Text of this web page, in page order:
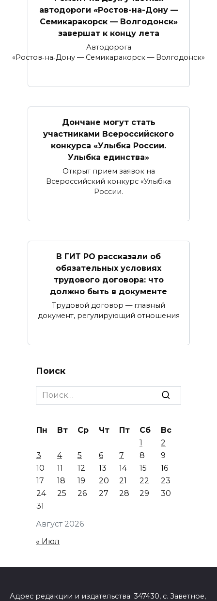
автодороги «Ростов-на-Дону —
Семикаракорск — Волгодонск»
завершат к концу лета
Автодорога
«Ростов‑на‑Дону — Семикаракорск — Волгодонск»
Дончане могут стать
участниками Всероссийского
конкурса «Улыбка России.
Улыбка единства»
Открыт прием заявок на
Всероссийский конкурс «Улыбка
России.
В ГИТ РО рассказали об
обязательных условиях
трудового договора: что
должно быть в документе
Трудовой договор — главный
документ, регулирующий отношения
Поиск
Search
for:
Август 2026
Пн Вт Ср Чт Пт Сб
Вс
1
2
3
4 5 6 7 8
9
10
11 12 13 14 15
16
17
18 19 20 21 22
23
24
25 26 27 28 29
30
31
« Июл
Адрес редакции и издательства: 347430, с. Заветное,